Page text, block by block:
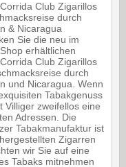
Club Zigarillos
durch
& Nicaragua
Sie die neu im
erhältlichen
Club Zigarillos
durch
und Nicaragua. Wenn
Tabakgenuss
Villiger zweifellos eine
Adressen. Die
Tabakmanufaktur ist
Zigarren
wir Sie auf eine
Tabaks mitnehmen